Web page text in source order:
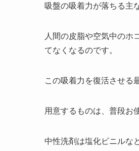
吸盤の吸着力が落ちる主
人間の皮脂や空気中のホ
てなくなるのです。
この吸着力を復活させる
用意するものは、普段お
中性洗剤は塩化ビニルな